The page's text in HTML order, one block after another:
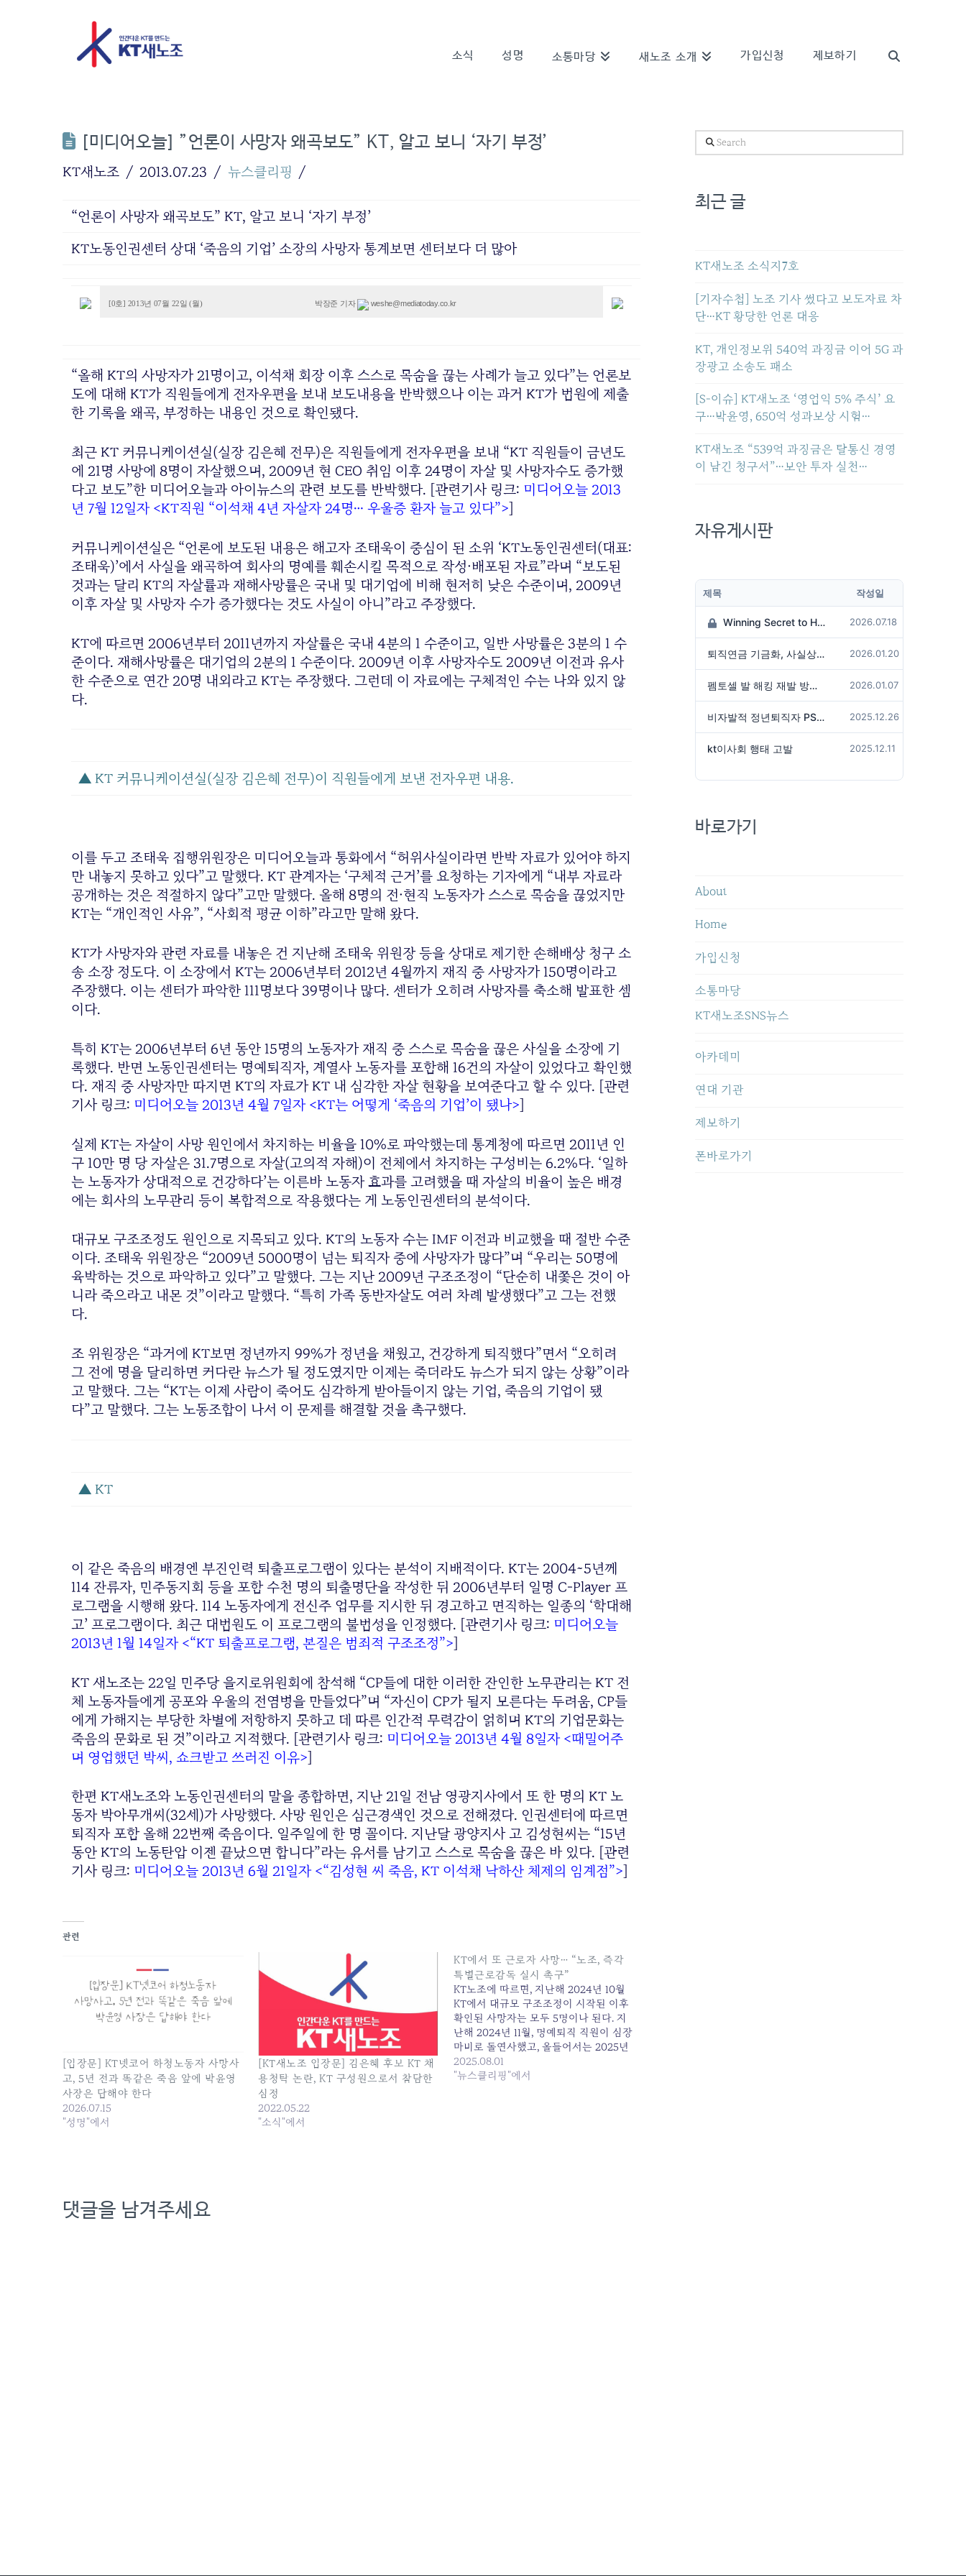
소식 성명 소통마당 새노조 소개 가입신청 제보하기
[미디어오늘] ”언론이 사망자 왜곡보도” KT, 알고 보니 ‘자기 부정’
KT새노조 2013.07.23 뉴스클리핑
“언론이 사망자 왜곡보도” KT, 알고 보니 ‘자기 부정’
KT노동인권센터 상대 ‘죽음의 기업’ 소장의 사망자 통계보면 센터보다 더 많아
[0호] 2013년 07월 22일 (월) 박장준 기자 weshe@mediatoday.co.kr
“올해 KT의 사망자가 21명이고, 이석채 회장 이후 스스로 목숨을 끊는 사례가 늘고 있다”는 언론보
도에 대해 KT가 직원들에게 전자우편을 보내 보도내용을 반박했으나 이는 과거 KT가 법원에 제출
한 기록을 왜곡, 부정하는 내용인 것으로 확인됐다.
최근 KT 커뮤니케이션실(실장 김은혜 전무)은 직원들에게 전자우편을 보내 “KT 직원들이 금년도
에 21명 사망에 8명이 자살했으며, 2009년 현 CEO 취임 이후 24명이 자살 및 사망자수도 증가했
다고 보도”한 미디어오늘과 아이뉴스의 관련 보도를 반박했다. [관련기사 링크: 미디어오늘 2013
년 7월 12일자 <KT직원 “이석채 4년 자살자 24명… 우울증 환자 늘고 있다”>]
커뮤니케이션실은 “언론에 보도된 내용은 해고자 조태욱이 중심이 된 소위 ‘KT노동인권센터(대표:
조태욱)’에서 사실을 왜곡하여 회사의 명예를 훼손시킬 목적으로 작성·배포된 자료”라며 “보도된
것과는 달리 KT의 자살률과 재해사망률은 국내 및 대기업에 비해 현저히 낮은 수준이며, 2009년
이후 자살 및 사망자 수가 증가했다는 것도 사실이 아니”라고 주장했다.
KT에 따르면 2006년부터 2011년까지 자살률은 국내 4분의 1 수준이고, 일반 사망률은 3분의 1 수
준이다. 재해사망률은 대기업의 2분의 1 수준이다. 2009년 이후 사망자수도 2009년 이전과 유사
한 수준으로 연간 20명 내외라고 KT는 주장했다. 그런데 이 자료에는 구체적인 수는 나와 있지 않
다.
▲ KT 커뮤니케이션실(실장 김은혜 전무)이 직원들에게 보낸 전자우편 내용.
이를 두고 조태욱 집행위원장은 미디어오늘과 통화에서 “허위사실이라면 반박 자료가 있어야 하지
만 내놓지 못하고 있다”고 말했다. KT 관계자는 ‘구체적 근거’를 요청하는 기자에게 “내부 자료라
공개하는 것은 적절하지 않다”고만 말했다. 올해 8명의 전·현직 노동자가 스스로 목숨을 끊었지만
KT는 “개인적인 사유”, “사회적 평균 이하”라고만 말해 왔다.
KT가 사망자와 관련 자료를 내놓은 건 지난해 조태욱 위원장 등을 상대로 제기한 손해배상 청구 소
송 소장 정도다. 이 소장에서 KT는 2006년부터 2012년 4월까지 재직 중 사망자가 150명이라고
주장했다. 이는 센터가 파악한 111명보다 39명이나 많다. 센터가 오히려 사망자를 축소해 발표한 셈
이다.
특히 KT는 2006년부터 6년 동안 15명의 노동자가 재직 중 스스로 목숨을 끊은 사실을 소장에 기
록했다. 반면 노동인권센터는 명예퇴직자, 계열사 노동자를 포함해 16건의 자살이 있었다고 확인했
다. 재직 중 사망자만 따지면 KT의 자료가 KT 내 심각한 자살 현황을 보여준다고 할 수 있다. [관련
기사 링크: 미디어오늘 2013년 4월 7일자 <KT는 어떻게 ‘죽음의 기업’이 됐나>]
실제 KT는 자살이 사망 원인에서 차지하는 비율을 10%로 파악했는데 통계청에 따르면 2011년 인
구 10만 명 당 자살은 31.7명으로 자살(고의적 자해)이 전체에서 차지하는 구성비는 6.2%다. ‘일하
는 노동자가 상대적으로 건강하다’는 이른바 노동자 효과를 고려했을 때 자살의 비율이 높은 배경
에는 회사의 노무관리 등이 복합적으로 작용했다는 게 노동인권센터의 분석이다.
대규모 구조조정도 원인으로 지목되고 있다. KT의 노동자 수는 IMF 이전과 비교했을 때 절반 수준
이다. 조태욱 위원장은 “2009년 5000명이 넘는 퇴직자 중에 사망자가 많다”며 “우리는 50명에
육박하는 것으로 파악하고 있다”고 말했다. 그는 지난 2009년 구조조정이 “단순히 내쫓은 것이 아
니라 죽으라고 내몬 것”이라고 말했다. “특히 가족 동반자살도 여러 차례 발생했다”고 그는 전했
다.
조 위원장은 “과거에 KT보면 정년까지 99%가 정년을 채웠고, 건강하게 퇴직했다”면서 “오히려
그 전에 명을 달리하면 커다란 뉴스가 될 정도였지만 이제는 죽더라도 뉴스가 되지 않는 상황”이라
고 말했다. 그는 “KT는 이제 사람이 죽어도 심각하게 받아들이지 않는 기업, 죽음의 기업이 됐
다”고 말했다. 그는 노동조합이 나서 이 문제를 해결할 것을 촉구했다.
▲ KT
이 같은 죽음의 배경엔 부진인력 퇴출프로그램이 있다는 분석이 지배적이다. KT는 2004~5년께
114 잔류자, 민주동지회 등을 포함 수천 명의 퇴출명단을 작성한 뒤 2006년부터 일명 C-Player 프
로그램을 시행해 왔다. 114 노동자에게 전신주 업무를 지시한 뒤 경고하고 면직하는 일종의 ‘학대해
고’ 프로그램이다. 최근 대법원도 이 프로그램의 불법성을 인정했다. [관련기사 링크: 미디어오늘
2013년 1월 14일자 <“KT 퇴출프로그램, 본질은 범죄적 구조조정”>]
KT 새노조는 22일 민주당 을지로위원회에 참석해 “CP들에 대한 이러한 잔인한 노무관리는 KT 전
체 노동자들에게 공포와 우울의 전염병을 만들었다”며 “자신이 CP가 될지 모른다는 두려움, CP들
에게 가해지는 부당한 차별에 저항하지 못하고 데 따른 인간적 무력감이 얽히며 KT의 기업문화는
죽음의 문화로 된 것”이라고 지적했다. [관련기사 링크: 미디어오늘 2013년 4월 8일자 <때밀어주
며 영업했던 박씨, 쇼크받고 쓰러진 이유>]
한편 KT새노조와 노동인권센터의 말을 종합하면, 지난 21일 전남 영광지사에서 또 한 명의 KT 노
동자 박아무개씨(32세)가 사망했다. 사망 원인은 심근경색인 것으로 전해졌다. 인권센터에 따르면
퇴직자 포함 올해 22번째 죽음이다. 일주일에 한 명 꼴이다. 지난달 광양지사 고 김성현씨는 “15년
동안 KT의 노동탄압 이젠 끝났으면 합니다”라는 유서를 남기고 스스로 목숨을 끊은 바 있다. [관련
기사 링크: 미디어오늘 2013년 6월 21일자 <“김성현 씨 죽음, KT 이석채 낙하산 체제의 임계점”>]
관련
[입장문] KT넷코어 하청노동자 사망사
고, 5년 전과 똑같은 죽음 앞에 박윤영
사장은 답해야 한다
2026.07.15
"성명"에서
[KT새노조 입장문] 김은혜 후보 KT 채
용청탁 논란, KT 구성원으로서 참담한
심정
2022.05.22
"소식"에서
KT에서 또 근로자 사망… “노조, 즉각
특별근로감독 실시 촉구”
KT노조에 따르면, 지난해 2024년 10월
KT에서 대규모 구조조정이 시작된 이후
확인된 사망자는 모두 5명이나 된다. 지
난해 2024년 11월, 명예퇴직 직원이 심장
마비로 돌연사했고, 올들어서는 2025년
1월, 토탈영업TF 소속... 원본 기사: KT에
서 또 근로자 사망... "노조, 즉각 특별근로
2025.08.01
"뉴스클리핑"에서
댓글을 남겨주세요
Search
최근 글
KT새노조 소식지7호
[기자수첩] 노조 기사 썼다고 보도자료 차
단…KT 황당한 언론 대응
KT, 개인정보위 540억 과징금 이어 5G 과
장광고 소송도 패소
[S-이슈] KT새노조 ‘영업익 5% 주식’ 요
구…박윤영, 650억 성과보상 시험…
KT새노조 “539억 과징금은 탈통신 경영
이 남긴 청구서”…보안 투자 실천…
자유게시판
제목 작성일
Winning Secret to Hit the Jackpot! 2026.07.18
퇴직연금 기금화, 사실상 국가가 관리하겠다는 것인가? 2026.01.20
펨토셀 발 해킹 재발 방지 위해서는 2026.01.07
비자발적 정년퇴직자 PS성과급 미지급은 임금체불 아닌가? 2025.12.26
kt이사회 행태 고발 2025.12.11
바로가기
About
Home
가입신청
소통마당
KT새노조SNS뉴스
아카데미
연대 기관
제보하기
폰바로가기